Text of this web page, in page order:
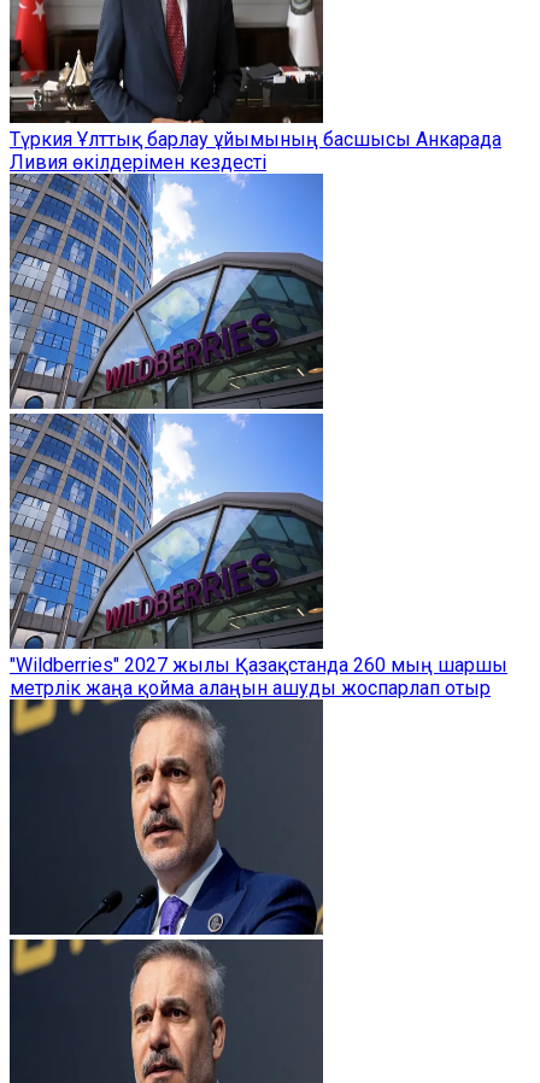
Түркия Ұлттық барлау ұйымының басшысы Анкарада
Ливия өкілдерімен кездесті
"Wildberries" 2027 жылы Қазақстанда 260 мың шаршы
метрлік жаңа қойма алаңын ашуды жоспарлап отыр